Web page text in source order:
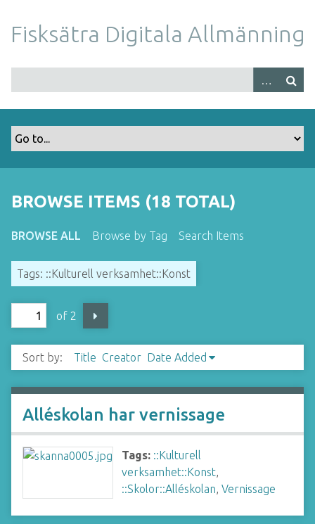
m
Fisksätra Digitala Allmänning
BROWSE ITEMS (18 TOTAL)
BROWSE ALL Browse by Tag Search Items
Tags: ::Kulturell verksamhet::Konst
of 2
Sort by: Title Creator Date Added
Alléskolan har vernissage
Tags: ::Kulturell
verksamhet::Konst,
::Skolor::Alléskolan, Vernissage